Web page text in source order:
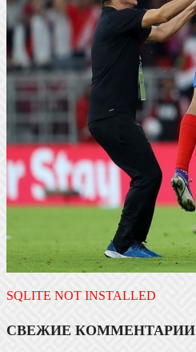
SQLITE NOT INSTALLED
СВЕЖИЕ КОММЕНТАРИИ